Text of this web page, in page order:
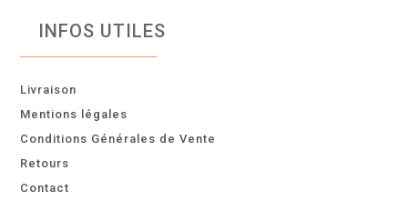
INFOS UTILES
Livraison
Mentions légales
Conditions Générales de Vente
Retours
Contact